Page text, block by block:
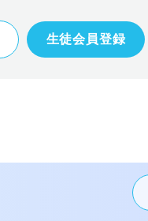
生徒会員登録